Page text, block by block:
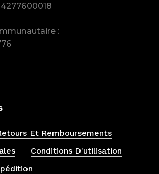
:
Et Remboursements
Conditions D'utilisation